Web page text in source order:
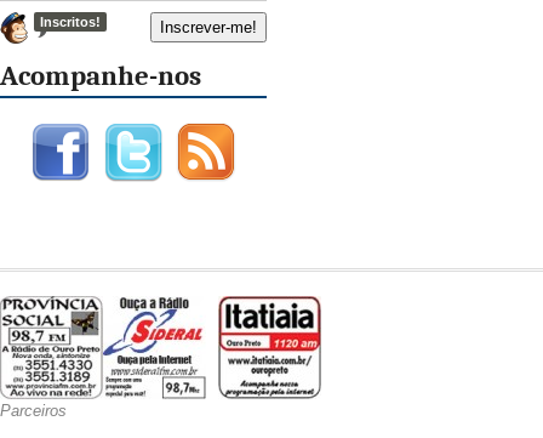
Inscritos!
Acompanhe-nos
Parceiros